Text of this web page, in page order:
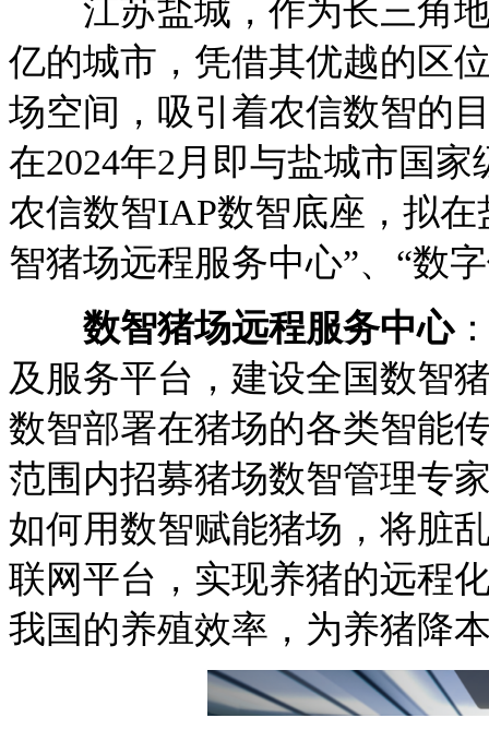
江苏盐城，作为长三角地
亿的城市，凭借其优越的区
场空间，吸引着农信数智的
在2024年2月即与盐城市国
农信数智IAP数智底座，拟
智猪场远程服务中心”、“数
数智猪场远程服务中心
及服务平台，建设全国数智
数智部署在猪场的各类智能
范围内招募猪场数智管理专
如何用数智赋能猪场，将脏
联网平台，实现养猪的远程
我国的养殖效率，为养猪降